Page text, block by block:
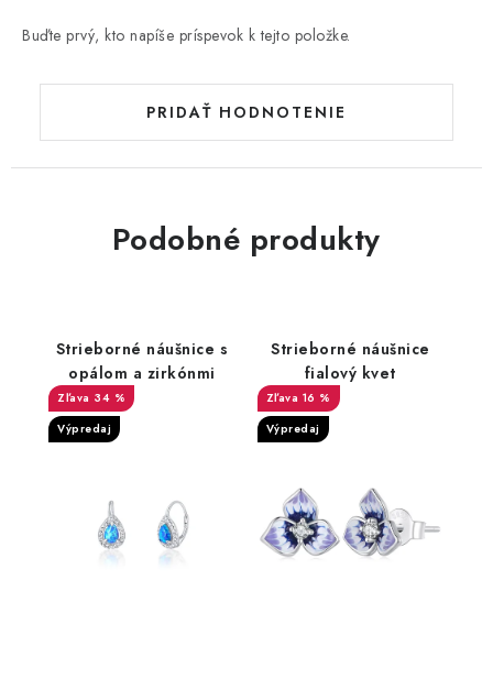
Buďte prvý, kto napíše príspevok k tejto položke.
PRIDAŤ HODNOTENIE
Podobné produkty
Strieborné náušnice s
opálom a zirkónmi
34 %
Výpredaj
Strieborné náušnice
fialový kvet
16 %
Výpredaj